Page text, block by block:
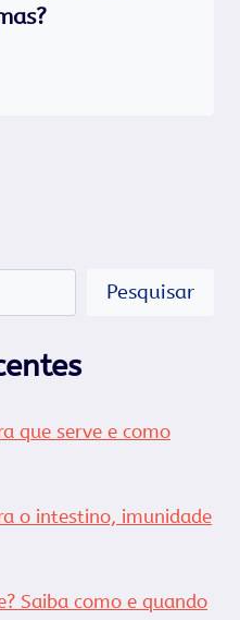
Pesquisar
que serve e como
o intestino, imunidade
Saiba como e quando